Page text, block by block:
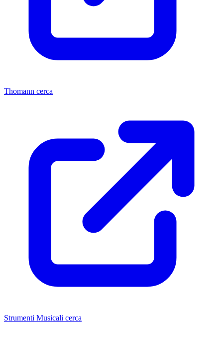
Thomann cerca
Strumenti Musicali cerca